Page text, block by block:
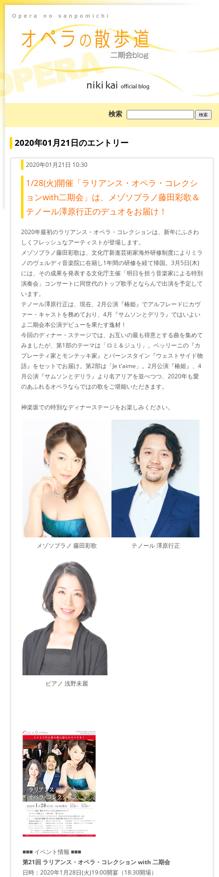
検索
を
索:
2020年01月21日のエントリー
2020年01月21日 10:30
1/28(火)開催「ラリアンス・オペラ・コレクシ
ョンwith二期会」は、メゾソプラノ藤田彩歌＆
テノール澤原行正のデュオをお届け！
2020年最初のラリアンス・オペラ・コレクションは、新年にふさわ
しくフレッシュなアーティストが登場します。
メゾソプラノ藤田彩歌は、文化庁新進芸術家海外研修制度によりミラ
ノのヴェルディ音楽院に在籍し1年間の研修を経て帰国。3月5日(木)
には、その成果を発表する文化庁主催「明日を担う音楽家による特別
演奏会」コンサートに同世代のトップ歌手とならんで出演を予定して
います。
テノール澤原行正は、現在、2月公演『椿姫』でアルフレードにカヴ
ァー・キャストを務めており、4月『サムソンとデリラ』ではいよい
よ二期会本公演デビューを果たす逸材！
今回のディナー・ステージでは、お互いの最も得意とする曲を集めて
みましたが、第1部のテーマは「ロミ＆ジュリ」。ベッリーニの『カ
プレーティ家とモンテッキ家』とバーンスタイン『ウェストサイド物
語』をセットでお届け。第2部は「Je t'aime」。2月公演『椿姫』、4
月公演『サムソンとデリラ』より名アリアを並べつつ、2020年も愛
のあふれるオペラならではの歌をご堪能いただきます。
神楽坂での特別なディナーステージをお楽しみください。
メゾソプラノ 藤田彩歌 テノール 澤原行正
ピアノ 浅野未麗
■■■ イベント情報 ■■■
第21回 ラリアンス・オペラ・コレクション with 二期会
日時：2020年1月28日(火)19:00開宴（18:30開場）